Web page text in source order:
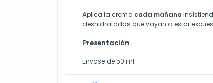
Aplica la crema cada mañana
deshidratadas que vayan a estar
Presentación
Envase de 50 ml.